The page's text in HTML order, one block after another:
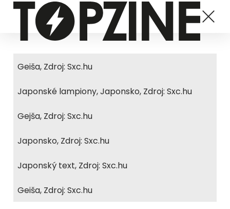
Geiša, Zdroj: Sxc.hu
Japonské lampiony, Japonsko, Zdroj: Sxc.hu
Gejša, Zdroj: Sxc.hu
Japonsko, Zdroj: Sxc.hu
Japonský text, Zdroj: Sxc.hu
Geiša, Zdroj: Sxc.hu